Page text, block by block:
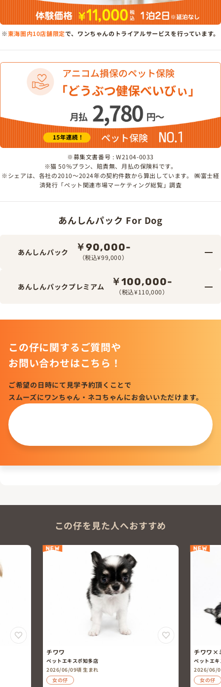
※東海圏内10店舗限定で、ワンちゃんのトライアルサービスを行っています。
※募集文書番号 : W2104-0033
※猫 50％プラン、賠責無、月払の保険料です。
※シェアは、各社の2010～2024年の契約件数から算出しています。 ㈱富士経
済発行「ペット関連市場マーケティング総覧」調査
あんしんパック For Dog
あんしんパック ￥90,000-
（税込¥99,000）
あんしんパックプレミアム ￥100,000-
（税込¥110,000）
この仔に関するご質問や
お問い合わせはこちら！
ご希望の日時にて見学予約頂くことで
スムーズにワンちゃん・ネコちゃんにお会いいただけます。
この仔を見た人へおすすめ
NEW
チワワ
ペットエキスポ知多店
2026/06/09頃 生まれ
女の仔
NEW
チワワ×
ペットエ
2026/06/
女の仔